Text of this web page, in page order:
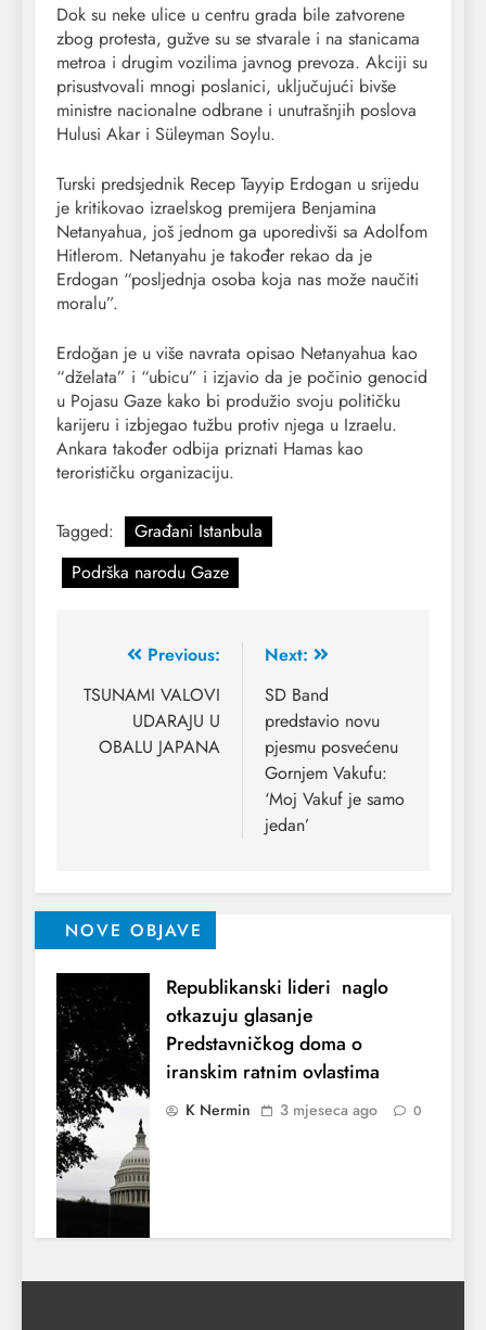
Dok su neke ulice u centru grada bile zatvorene
zbog protesta, gužve su se stvarale i na stanicama
metroa i drugim vozilima javnog prevoza. Akciji su
prisustvovali mnogi poslanici, uključujući bivše
ministre nacionalne odbrane i unutrašnjih poslova
Hulusi Akar i Süleyman Soylu.
Turski predsjednik Recep Tayyip Erdogan u srijedu
je kritikovao izraelskog premijera Benjamina
Netanyahua, još jednom ga uporedivši sa Adolfom
Hitlerom. Netanyahu je također rekao da je
Erdogan “posljednja osoba koja nas može naučiti
moralu”.
Erdoğan je u više navrata opisao Netanyahua kao
“dželata” i “ubicu” i izjavio da je počinio genocid
u Pojasu Gaze kako bi produžio svoju političku
karijeru i izbjegao tužbu protiv njega u Izraelu.
Ankara također odbija priznati Hamas kao
terorističku organizaciju.
Tagged:
Građani Istanbula
Podrška narodu Gaze
Previous:
TSUNAMI VALOVI
UDARAJU U
OBALU JAPANA
Next:
SD Band
predstavio novu
pjesmu posvećenu
Gornjem Vakufu:
‘Moj Vakuf je samo
jedan’
NOVE OBJAVE
Republikanski lideri naglo
otkazuju glasanje
Predstavničkog doma o
iranskim ratnim ovlastima
K Nermin 3 mjeseca ago 0